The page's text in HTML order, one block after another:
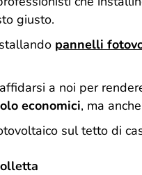
giusto.
pannelli
a noi per
economici, ma anche
sul tetto di